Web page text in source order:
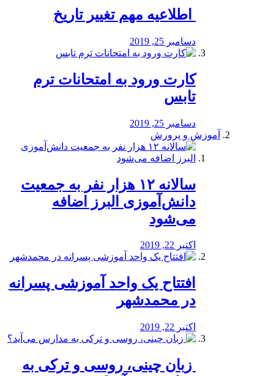
️ اطلاعیه مهم تغییر تاریخ
دسامبر 25, 2019
کارت ورود به امتحانات ترم
تابس
دسامبر 25, 2019
آموزش و پرورش
️سالانه ۱۲ هزار نفر به جمعیت
دانش‌آموزی البرز اضافه
می‌شود
اکتبر 22, 2019
افتتاح یک واحد آموزشی پسرانه
در محمدشهر
اکتبر 22, 2019
️ زبان چینی، روسی و ترکی به